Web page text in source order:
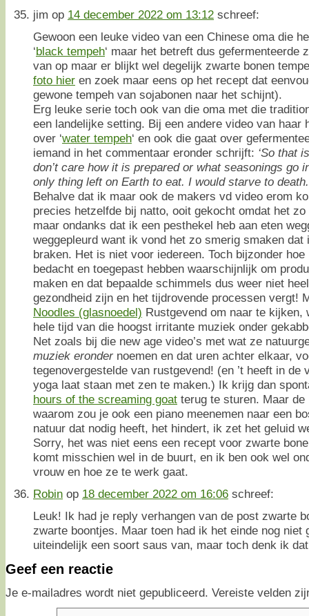
jim op 14 december 2022 om 13:12 schreef:
Gewoon een leuke video van een Chinese oma die
‘black tempeh‘ maar het betreft dus gefermenteerde
van op maar er blijkt wel degelijk zwarte bonen
foto hier en zoek maar eens op het recept dat
gewone tempeh van sojabonen naar het schijnt).
Erg leuke serie toch ook van die oma met die
een landelijke setting. Bij een andere video van haar
over ‘water tempeh‘ en ook die gaat over
iemand in het commentaar eronder schrijft: ‘So that
don’t care how it is prepared or what seasonings go
only thing left on Earth to eat. I would starve to death.
Behalve dat ik maar ook de makers vd video erom
precies hetzelfde bij natto, ooit gekocht omdat het
maar ondanks dat ik een pesthekel heb aan eten
weggepleurd want ik vond het zo smerig smaken
braken. Het is niet voor iedereen. Toch bijzonder
bedacht en toegepast hebben waarschijnlijk om
maken en dat bepaalde schimmels dus weer niet
gezondheid zijn en het tijdrovende processen vergt!
Noodles (glasnoedel) Rustgevend om naar te kijken,
hele tijd van die hoogst irritante muziek onder
Net zoals bij die new age video’s met wat ze
muziek eronder noemen en dat uren achter elkaar,
tegenovergestelde van rustgevend! (en ’t heeft in de
yoga laat staan met zen te maken.) Ik krijg dan
hours of the screaming goat terug te sturen. Maar
waarom zou je ook een piano meenemen naar een
natuur dat nodig heeft, het hindert, ik zet het geluid
Sorry, het was niet eens een recept voor zwarte
komt misschien wel in de buurt, en ik ben ook wel
vrouw en hoe ze te werk gaat.
Robin op 18 december 2022 om 16:06 schreef:
Leuk! Ik had je reply verhangen van de post zwarte
zwarte boontjes. Maar toen had ik het einde nog niet
uiteindelijk een soort saus van, maar toch denk ik
Geef een reactie
Je e-mailadres wordt niet gepubliceerd. Vereiste velden